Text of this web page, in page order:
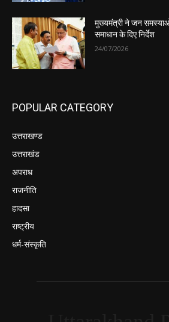
मुख्यमंत्री ने जन
समाधान के दिए निर्देश
24/07/2026
POPULAR CATEGORY
उत्तराखण्ड
उत्तराखंड
अपराध
राजनीति
हादसा
राष्ट्रीय
धर्म-संस्कृति